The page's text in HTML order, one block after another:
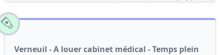
Verneuil - A louer cabinet médical - Temps plein